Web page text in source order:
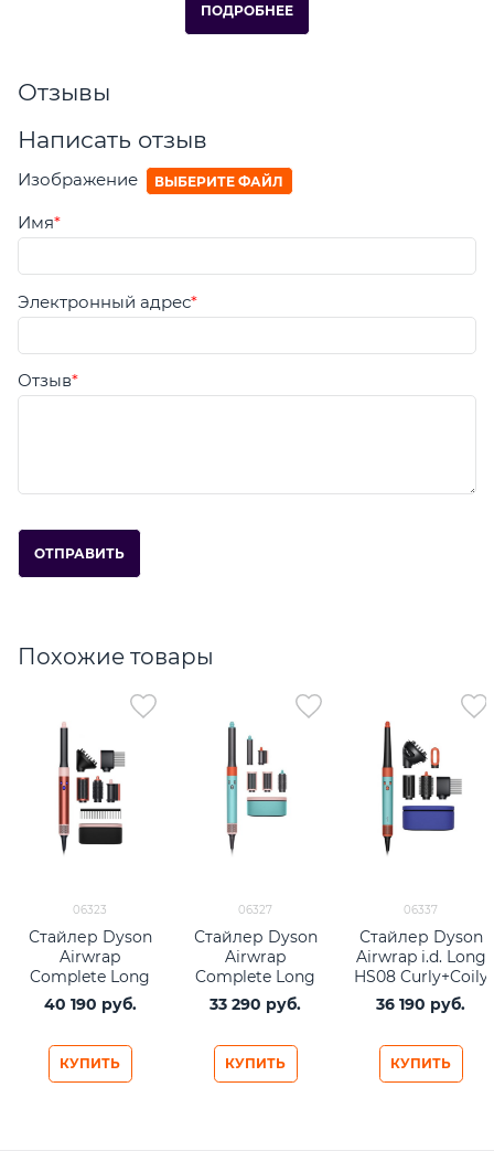
ПОДРОБНЕЕ
Отзывы
Написать отзыв
Изображение ВЫБЕРИТЕ ФАЙЛ
Имя
Электронный адрес
Отзыв
Похожие товары
06323
Стайлер Dyson
Airwrap
Complete Long
Diffuse HS05
Strawberry
Pink (бронза/
40 190 руб.
КУПИТЬ
06327
Стайлер Dyson
Airwrap
Complete Long
HS05 Ceramic
Pop
33 290 руб.
КУПИТЬ
06337
Стайлер Dyson
Airwrap i.d. Long
HS08 Curly+Coily
Ceramic
Patina/Topaz
36 190 руб.
КУПИТЬ